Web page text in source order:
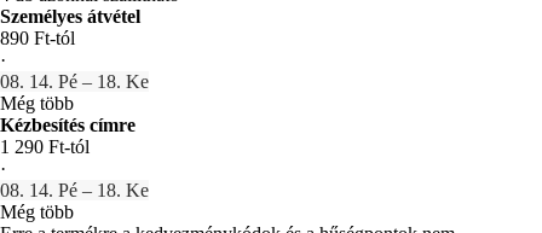
Személyes átvétel
890 Ft-tól
·
08. 14. Pé – 18. Ke
Még több
Kézbesítés címre
1 290 Ft-tól
·
08. 14. Pé – 18. Ke
Még több